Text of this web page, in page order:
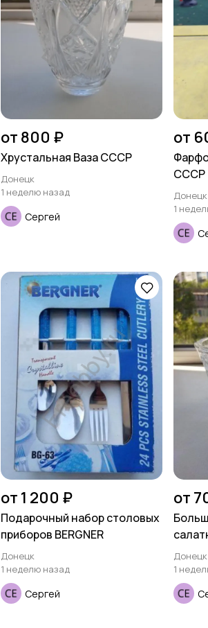
от 800 ₽
Хрустальная Ваза СССР
Донецк
1 неделю назад
Сергей
от
СССР
Донецк
1
от 1 200 ₽
Подарочный набор столовых
приборов BERGNER
Донецк
1 неделю назад
Сергей
от
Донецк
1